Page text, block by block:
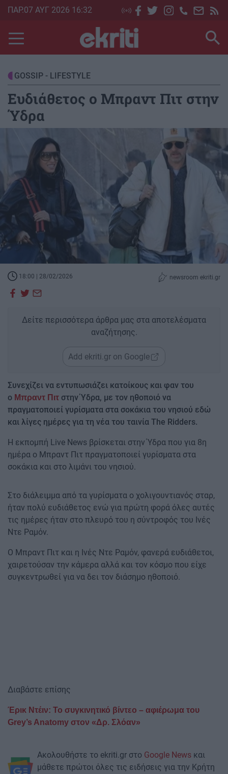
Skip
main
content
ΠΑΡ.07 ΑΥΓ 2026 16:32
GOSSIP - LIFESTYLE
Ευδιάθετος ο Μπραντ Πιτ στην
Ύδρα
18:00 | 28/02/2026 newsroom ekriti.gr
Δείτε περισσότερα άρθρα μας στα αποτελέσματα
αναζήτησης.
Add ekriti.gr on Google
Συνεχίζει να εντυπωσιάζει κατοίκους και φαν του
ο Μπραντ Πιτ στην Ύδρα, με τον ηθοποιό να
πραγματοποιεί γυρίσματα στα σοκάκια του νησιού εδώ
και λίγες ημέρες για τη νέα του ταινία The Ridders.
Η εκπομπή Live News βρίσκεται στην Ύδρα που για 8η
ημέρα ο Μπραντ Πιτ πραγματοποιεί γυρίσματα στα
σοκάκια και στο λιμάνι του νησιού.
Στο διάλειμμα από τα γυρίσματα ο χολιγουντιανός σταρ,
ήταν πολύ ευδιάθετος ενώ για πρώτη φορά όλες αυτές
τις ημέρες ήταν στο πλευρό του η σύντροφός του Ινές
Ντε Ραμόν.
Ο Μπραντ Πιτ και η Ινές Ντε Ραμόν, φανερά ευδιάθετοι,
χαιρετούσαν την κάμερα αλλά και τον κόσμο που είχε
συγκεντρωθεί για να δει τον διάσημο ηθοποιό.
Διαβάστε επίσης
Έρικ Ντέιν: Το συγκινητικό βίντεο – αφιέρωμα του
Grey’s Anatomy στον «Δρ. Σλόαν»
Ακολουθήστε το ekriti.gr στο Google News και
μάθετε πρώτοι όλες τις ειδήσεις για την Κρήτη